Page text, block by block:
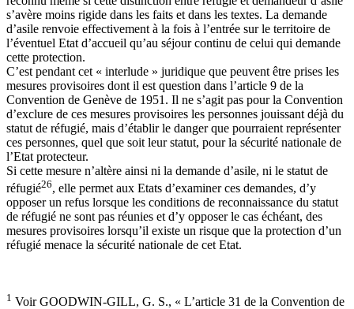
s’avère moins rigide dans les faits et dans les textes. La demande
d’asile renvoie effectivement à la fois à l’entrée sur le territoire de
l’éventuel Etat d’accueil qu’au séjour continu de celui qui demande
cette protection.
C’est pendant cet « interlude » juridique que peuvent être prises les
mesures provisoires dont il est question dans l’article 9 de la
Convention de Genève de 1951. Il ne s’agit pas pour la Convention
d’exclure de ces mesures provisoires les personnes jouissant déjà du
statut de réfugié, mais d’établir le danger que pourraient représenter
ces personnes, quel que soit leur statut, pour la sécurité nationale de
l’Etat protecteur.
Si cette mesure n’altère ainsi ni la demande d’asile, ni le statut de
réfugié26, elle permet aux Etats d’examiner ces demandes, d’y
opposer un refus lorsque les conditions de reconnaissance du statut
de réfugié ne sont pas réunies et d’y opposer le cas échéant, des
mesures provisoires lorsqu’il existe un risque que la protection d’un
réfugié menace la sécurité nationale de cet Etat.
1 Voir GOODWIN-GILL, G. S., « L’article 31 de la Convention de